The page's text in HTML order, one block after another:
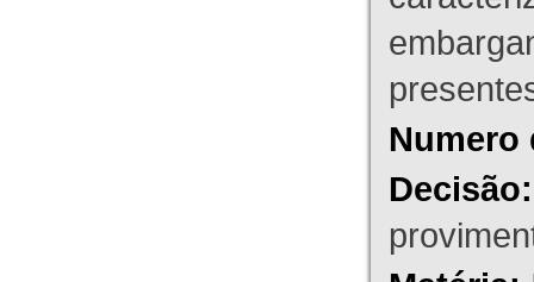
Numero
Decisão: